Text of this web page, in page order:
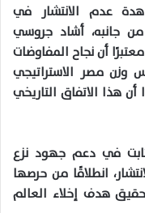
عدم الانتشار في
من جانبه، أشاد جروسي
أن نجاح المفاوضات
وزن مصر الاستراتيجي
هذا الاتفاق التاريخي
في دعم جهود نزع
انطلاقًا من حرصها
هدف إخلاء العالم